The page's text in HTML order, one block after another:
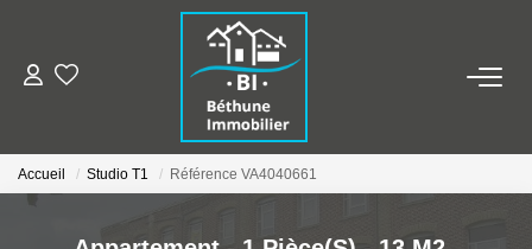
ALERTE MAILS
ESTIMER VOTRE BIEN
Accueil Studio T1 Référence VA4040661